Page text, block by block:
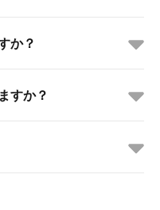
か？
すか？